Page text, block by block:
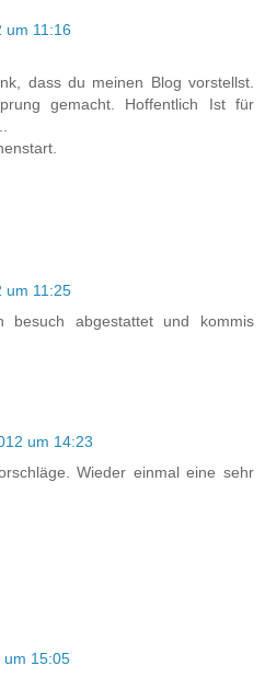
um 11:16
dass du meinen Blog vorstellst.
gemacht. Hoffentlich Ist für
um 11:25
besuch abgestattet und kommis
um 14:23
Wieder einmal eine sehr
um 15:05